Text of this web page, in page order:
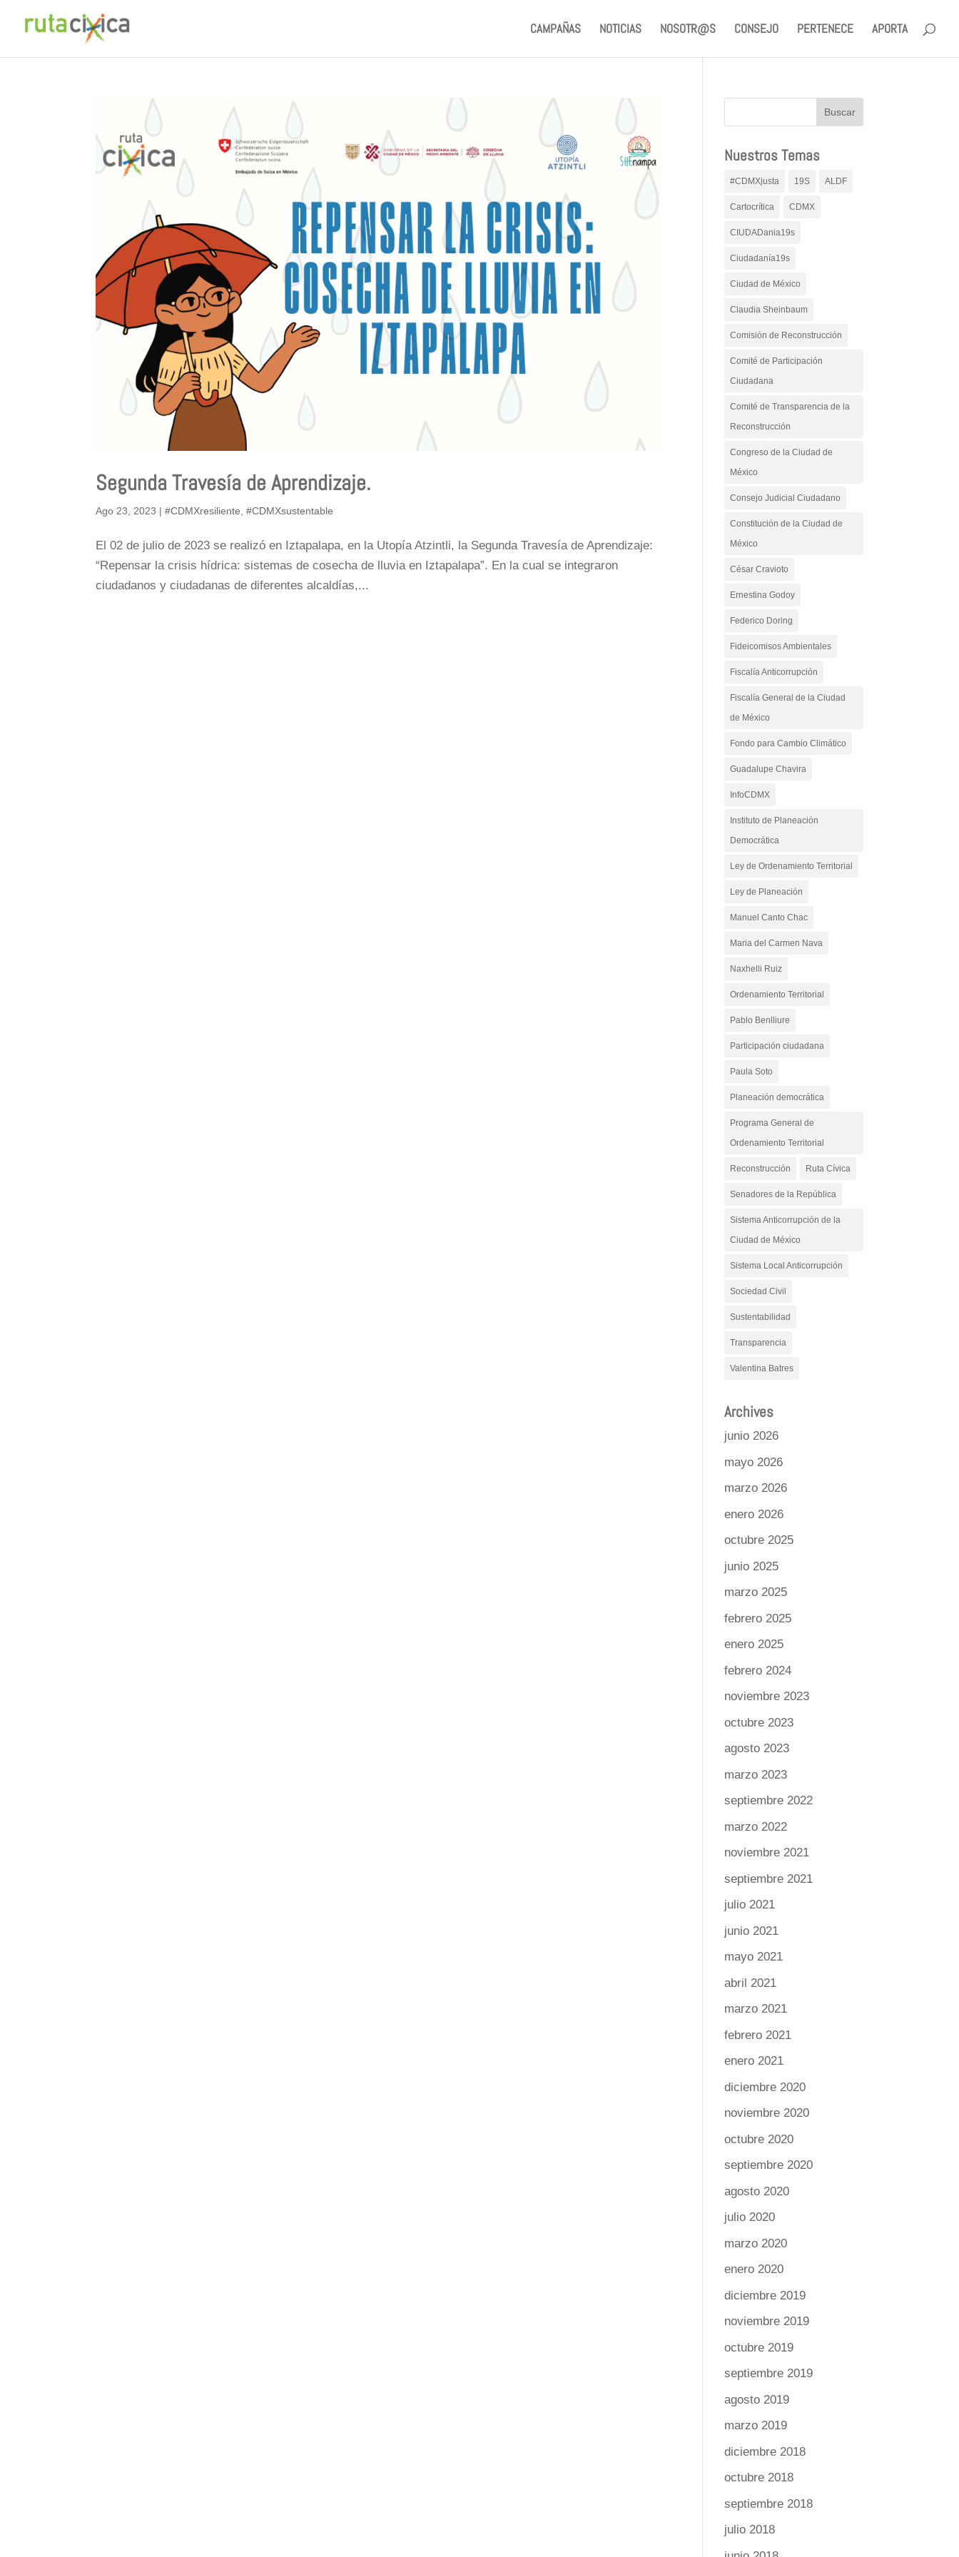
CAMPAÑAS NOTICIAS NOSOTR@S CONSEJO PERTENECE APORTA
Segunda Travesía de Aprendizaje.
Ago 23, 2023 |#CDMXresiliente ,#CDMXsustentable
El 02 de julio de 2023 se realizó en Iztapalapa, en la Utopía Atzintli, la Segunda Travesía de Aprendizaje:
“Repensar la crisis hídrica: sistemas de cosecha de lluvia en Iztapalapa”. En la cual se integraron
ciudadanos y ciudadanas de diferentes alcaldías,...
Nuestros Temas
#CDMXjusta 19S ALDF
Cartocrítica CDMX
CIUDADania19s
Ciudadanía19s
Ciudad de México
Claudia Sheinbaum
Comisión de Reconstrucción
Comité de Participación
Ciudadana
Comité de Transparencia de la
Reconstrucción
Congreso de la Ciudad de
México
Consejo Judicial Ciudadano
Constitución de la Ciudad de
México
César Cravioto
Ernestina Godoy
Federico Doring
Fideicomisos Ambientales
Fiscalía Anticorrupción
Fiscalía General de la Ciudad
de México
Fondo para Cambio Climático
Guadalupe Chavira
InfoCDMX
Instituto de Planeación
Democrática
Ley de Ordenamiento Territorial
Ley de Planeación
Manuel Canto Chac
Maria del Carmen Nava
Naxhelli Ruiz
Ordenamiento Territorial
Pablo Benlliure
Participación ciudadana
Paula Soto
Planeación democrática
Programa General de
Ordenamiento Territorial
Reconstrucción Ruta Cívica
Senadores de la República
Sistema Anticorrupción de la
Ciudad de México
Sistema Local Anticorrupción
Sociedad Civil
Sustentabilidad
Transparencia
Valentina Batres
Archives
junio 2026
mayo 2026
marzo 2026
enero 2026
octubre 2025
junio 2025
marzo 2025
febrero 2025
enero 2025
febrero 2024
noviembre 2023
octubre 2023
agosto 2023
marzo 2023
septiembre 2022
marzo 2022
noviembre 2021
septiembre 2021
julio 2021
junio 2021
mayo 2021
abril 2021
marzo 2021
febrero 2021
enero 2021
diciembre 2020
noviembre 2020
octubre 2020
septiembre 2020
agosto 2020
julio 2020
marzo 2020
enero 2020
diciembre 2019
noviembre 2019
octubre 2019
septiembre 2019
agosto 2019
marzo 2019
diciembre 2018
octubre 2018
septiembre 2018
julio 2018